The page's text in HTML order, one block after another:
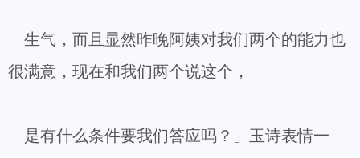
生气，而且显然昨晚阿姨对我们两个的能力也
很满意，现在和我们两个说这个，
是有什么条件要我们答应吗？」玉诗表情一